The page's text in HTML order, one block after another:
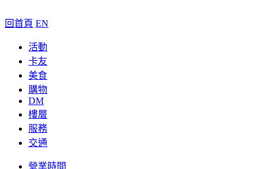
回首頁 EN
活動
卡友
美食
購物
DM
樓層
服務
交通
營業時間